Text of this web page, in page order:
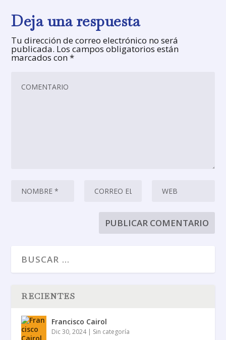
Deja una respuesta
Tu dirección de correo electrónico no será
publicada. Los campos obligatorios están
marcados con*
RECIENTES
Francisco Cairol
Dic 30, 2024| Sin categoría